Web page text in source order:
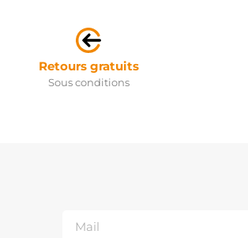
Retours gratuits
Sous conditions